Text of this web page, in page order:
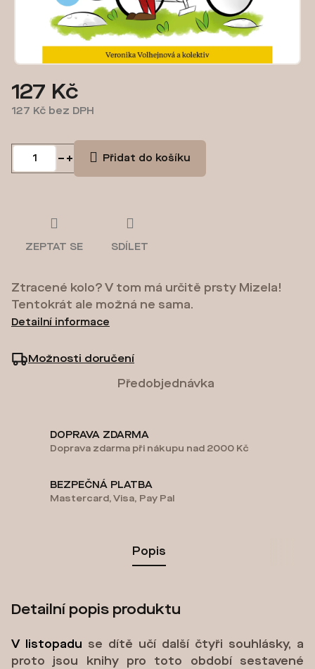
127 Kč
127 Kč bez DPH
Předobjednávka
Možnosti doručení
Přidat do košíku
Ztracené kolo? V tom má určitě prsty Mizela!
Tentokrát ale možná ne sama.
Detailní informace
ZEPTAT SE SDÍLET
DOPRAVA ZDARMA
Doprava zdarma při nákupu nad 2000 Kč
BEZPEČNÁ PLATBA
Mastercard, Visa, Pay Pal
Popis
Detailní popis produktu
V listopadu se dítě učí další čtyři souhlásky, a
proto jsou knihy pro toto období sestavené